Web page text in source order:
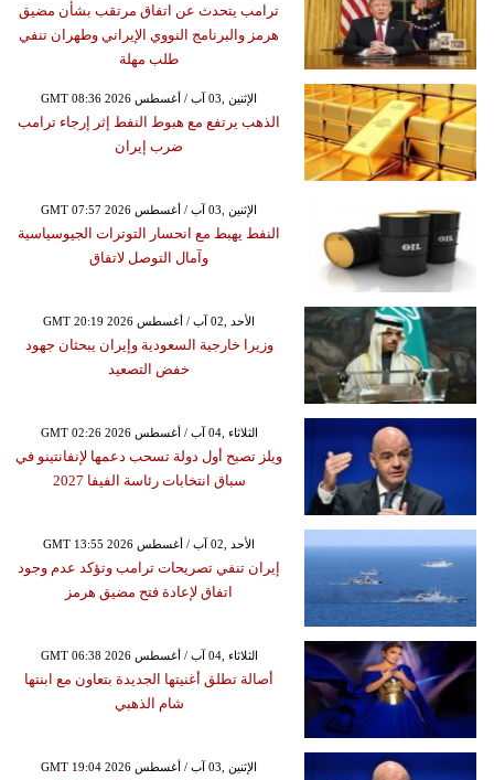
ترامب يتحدث عن اتفاق مرتقب بشأن مضيق
هرمز والبرنامج النووي الإيراني وطهران تنفي
طلب مهلة
GMT 08:36 2026 الإثنين ,03 آب / أغسطس
الذهب يرتفع مع هبوط النفط إثر إرجاء ترامب
ضرب إيران
GMT 07:57 2026 الإثنين ,03 آب / أغسطس
النفط يهبط مع انحسار التوترات الجيوسياسية
وآمال التوصل لاتفاق
GMT 20:19 2026 الأحد ,02 آب / أغسطس
وزيرا خارجية السعودية وإيران يبحثان جهود
خفض التصعيد
GMT 02:26 2026 الثلاثاء ,04 آب / أغسطس
ويلز تصبح أول دولة تسحب دعمها لإنفانتينو في
سباق انتخابات رئاسة الفيفا 2027
GMT 13:55 2026 الأحد ,02 آب / أغسطس
إيران تنفي تصريحات ترامب وتؤكد عدم وجود
اتفاق لإعادة فتح مضيق هرمز
GMT 06:38 2026 الثلاثاء ,04 آب / أغسطس
أصالة تطلق أغنيتها الجديدة بتعاون مع ابنتها
شام الذهبي
GMT 19:04 2026 الإثنين ,03 آب / أغسطس